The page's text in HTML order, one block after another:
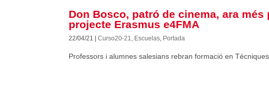
Don Bosco, patró de cinema, ara
projecte Erasmus e4FMA
22/04/21 |Curso20-21, Escuelas, Portada
Professors i alumnes salesians rebran formació en